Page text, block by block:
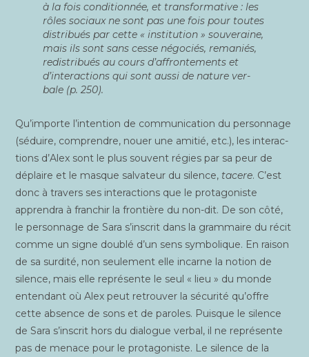
à la foiscondi­tion­née, et trans­for­ma­tive : les
rôles sociaux ne sont pas une fois pour toutes
dis­tri­bués par cette « ins­ti­tu­tion » sou­ve­raine,
mais ils sont sans cesse négo­ciés, rema­niés,
redis­tri­bués au cours d’affrontements et
d’interactions qui sontaus­si de nature ver­
bale (p. 250).
Qu’importe l’intention de com­mu­ni­ca­tion du per­son­nage
(séduire, com­prendre, nouer une ami­tié, etc.), les inter­ac­
tions d’Alex sont le plus sou­vent régies par sa peur de
déplaire et le masque sal­va­teur du silence, tacere. C’est
donc à tra­vers ses inter­ac­tions que le pro­ta­go­niste
appren­dra à fran­chir la fron­tière du non-dit. De son côté,
le per­son­nage de Sara s’inscrit dans la gram­maire du récit
comme un signe dou­blé d’un sens sym­bo­lique. En rai­son
de sa sur­di­té, non seule­ment elle incarne la notion de
silence, mais elle repré­sente le seul « lieu » du monde
enten­dant où Alex peut retrou­ver la sécu­ri­té qu’offre
cette absence de sons et de paroles. Puisque le silence
de Sara s’inscrit hors du dia­logue ver­bal, il ne repré­sente
pas de menace pour le pro­ta­go­niste. Le silence de la